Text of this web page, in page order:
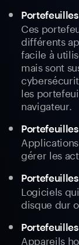
Ces
différents
facile à
mais sont
les
navigateur.
gérer les
Logiciels
disque dur
Appareils